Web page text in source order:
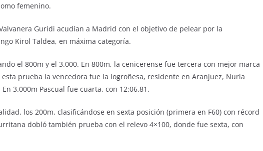
femenino.
Guridi acudían a Madrid con el objetivo de pelear por la
Kirol Taldea, en máxima categoría.
el 800m y el 3.000. En 800m, la cenicerense fue tercera con mejor marca
prueba la vencedora fue la logroñesa, residente en Aranjuez, Nuria
3.000m Pascual fue cuarta, con 12:06.81.
los 200m, clasificándose en sexta posición (primera en F60) con récord
dobló también prueba con el relevo 4×100, donde fue sexta, con